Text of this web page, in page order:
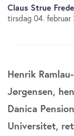
Claus Strue
tirsdag 04. februar
Henrik
Jørgensen,
Danica
Universitet,